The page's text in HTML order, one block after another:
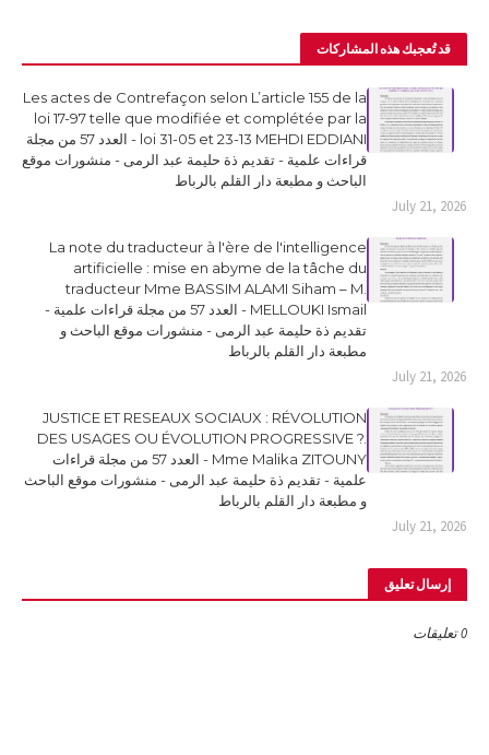
قد تُعجبك هذه المشاركات
Les actes de Contrefaçon selon L’article 155 de la
loi 17-97 telle que modifiée et complétée par la
loi 31-05 et 23-13 MEHDI EDDIANI - العدد 57 من مجلة
قراءات علمية - تقديم ذة حليمة عبد الرمى - منشورات موقع
الباحث و مطبعة دار القلم بالرباط
July 21, 2026
La note du traducteur à l'ère de l'intelligence
artificielle : mise en abyme de la tâche du
traducteur Mme BASSIM ALAMI Siham – M.
MELLOUKI Ismail - العدد 57 من مجلة قراءات علمية -
تقديم ذة حليمة عبد الرمى - منشورات موقع الباحث و
مطبعة دار القلم بالرباط
July 21, 2026
JUSTICE ET RESEAUX SOCIAUX : RÉVOLUTION
DES USAGES OU ÉVOLUTION PROGRESSIVE ?.
Mme Malika ZITOUNY - العدد 57 من مجلة قراءات
علمية - تقديم ذة حليمة عبد الرمى - منشورات موقع الباحث
و مطبعة دار القلم بالرباط
July 21, 2026
إرسال تعليق
0 تعليقات